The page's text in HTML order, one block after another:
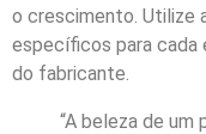
o crescimento. Utilize
específicos para cada
do fabricante.
“A beleza de